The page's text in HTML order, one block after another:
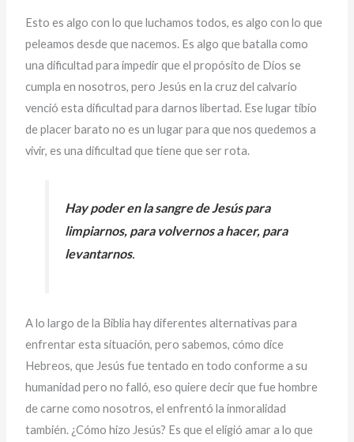
Esto es algo con lo que luchamos todos, es algo con lo que
peleamos desde que nacemos. Es algo que batalla como
una dificultad para impedir que el propósito de Dios se
cumpla en nosotros, pero Jesús en la cruz del calvario
venció esta dificultad para darnos libertad. Ese lugar tibio
de placer barato no es un lugar para que nos quedemos a
vivir, es una dificultad que tiene que ser rota.
Hay poder en la sangre de Jesús para
limpiarnos, para volvernos a hacer, para
levantarnos.
A lo largo de la Biblia hay diferentes alternativas para
enfrentar esta situación, pero sabemos, cómo dice
Hebreos, que Jesús fue tentado en todo conforme a su
humanidad pero no falló, eso quiere decir que fue hombre
de carne como nosotros, el enfrentó la inmoralidad
también. ¿Cómo hizo Jesús? Es que el eligió amar a lo que